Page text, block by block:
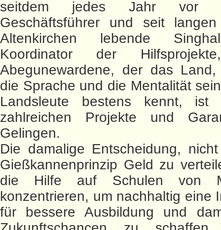
seitdem jedes Jahr vor
Geschäftsführer und seit
Altenkirchen lebende
Koordinator der
Abegunewardene, der das
die Sprache und die Mentalität
Landsleute bestens kennt, ist
zahlreichen Projekte und
Gelingen.
Die damalige Entscheidung,
Gießkannenprinzip Geld zu
die Hilfe auf Schulen von
konzentrieren, um nachhaltig eine
für bessere Ausbildung und